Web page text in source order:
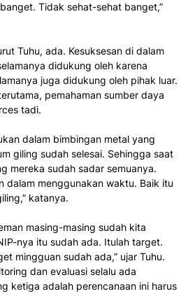
Tidak sehat-sehat banget,”
Tuhu, ada. Kesuksesan di dalam
didukung oleh karena
juga didukung oleh pihak luar.
pemahaman sumber daya
tadi.
dalam bimbingan metal yang
giling sudah selesai. Sehingga saat
mereka sudah sadar semuanya.
dalam menggunakan waktu. Baik itu
katanya.
masing-masing sudah kita
nya itu sudah ada. Itulah target.
mingguan sudah ada,” ujar Tuhu.
dan evaluasi selalu ada
ketiga adalah perencanaan ini harus